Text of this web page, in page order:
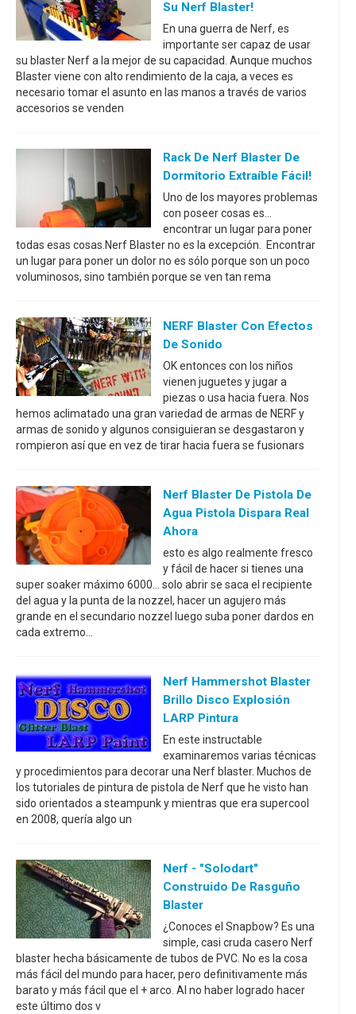
Su Nerf Blaster!
En una guerra de Nerf, es
importante ser capaz de usar
su blaster Nerf a la mejor de su capacidad. Aunque muchos
Blaster viene con alto rendimiento de la caja, a veces es
necesario tomar el asunto en las manos a través de varios
accesorios se venden
Rack De Nerf Blaster De
Dormitorio Extraíble Fácil!
Uno de los mayores problemas
con poseer cosas es...
encontrar un lugar para poner
todas esas cosas.Nerf Blaster no es la excepción. Encontrar
un lugar para poner un dolor no es sólo porque son un poco
voluminosos, sino también porque se ven tan rema
NERF Blaster Con Efectos
De Sonido
OK entonces con los niños
vienen juguetes y jugar a
piezas o usa hacia fuera. Nos
hemos aclimatado una gran variedad de armas de NERF y
armas de sonido y algunos consiguieran se desgastaron y
rompieron así que en vez de tirar hacia fuera se fusionars
Nerf Blaster De Pistola De
Agua Pistola Dispara Real
Ahora
esto es algo realmente fresco
y fácil de hacer si tienes una
super soaker máximo 6000... solo abrir se saca el recipiente
del agua y la punta de la nozzel, hacer un agujero más
grande en el secundario nozzel luego suba poner dardos en
cada extremo...
Nerf Hammershot Blaster
Brillo Disco Explosión
LARP Pintura
En este instructable
examinaremos varias técnicas
y procedimientos para decorar una Nerf blaster. Muchos de
los tutoriales de pintura de pistola de Nerf que he visto han
sido orientados a steampunk y mientras que era supercool
en 2008, quería algo un
Nerf - "Solodart"
Construido De Rasguño
Blaster
¿Conoces el Snapbow? Es una
simple, casi cruda casero Nerf
blaster hecha básicamente de tubos de PVC. No es la cosa
más fácil del mundo para hacer, pero definitivamente más
barato y más fácil que el + arco. Al no haber logrado hacer
este último dos v